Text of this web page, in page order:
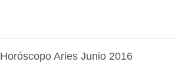
Horóscopo Aries Junio 2016